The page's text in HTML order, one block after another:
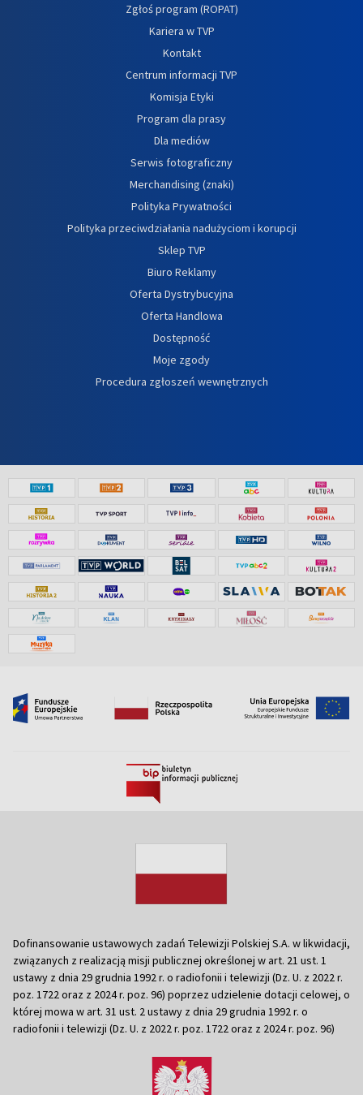
Zgłoś program (ROPAT)
Kariera w TVP
Kontakt
Centrum informacji TVP
Komisja Etyki
Program dla prasy
Dla mediów
Serwis fotograficzny
Merchandising (znaki)
Polityka Prywatności
Polityka przeciwdziałania nadużyciom i korupcji
Sklep TVP
Biuro Reklamy
Oferta Dystrybucyjna
Oferta Handlowa
Dostępność
Moje zgody
Procedura zgłoszeń wewnętrznych
Dofinansowanie ustawowych zadań Telewizji Polskiej S.A. w likwidacji,
związanych z realizacją misji publicznej określonej w art. 21 ust. 1
ustawy z dnia 29 grudnia 1992 r. o radiofonii i telewizji (Dz. U. z 2022 r.
poz. 1722 oraz z 2024 r. poz. 96) poprzez udzielenie dotacji celowej, o
której mowa w art. 31 ust. 2 ustawy z dnia 29 grudnia 1992 r. o
radiofonii i telewizji (Dz. U. z 2022 r. poz. 1722 oraz z 2024 r. poz. 96)